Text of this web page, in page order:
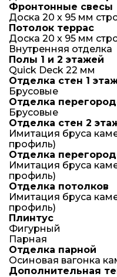
Фронтонные свесы
Доска 20 х 95 мм
Потолок террас
Доска 20 х 95 мм
Внутренняя отделка
Полы 1 и 2 этажей
Quick Deck 22 мм
Отделка стен 1
Брусовые
Отделка
Брусовые
Отделка стен 2
Имитация бруса
профиль)
Отделка
Имитация бруса
профиль)
Отделка потолков
Имитация бруса
профиль)
Плинтус
Фигурный
Парная
Отделка парной
Осиновая вагонка
Дополнительная